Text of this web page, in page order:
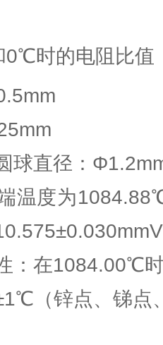
时的电阻比值
球直径：
温度为
：在1084.00℃
（锌点、锑点